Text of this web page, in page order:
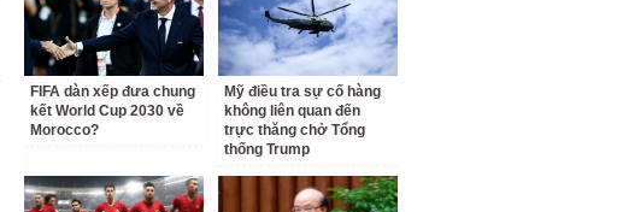
FIFA dàn xếp đưa chung
kết World Cup 2030 về
Morocco?
Mỹ điều tra sự cố hàng
không liên quan đến
trực thăng chở Tổng
thống Trump